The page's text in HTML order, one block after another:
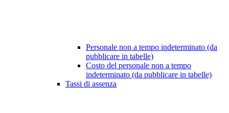
Personale non a tempo indeterminato (da
pubblicare in tabelle)
Costo del personale non a tempo
indeterminato (da pubblicare in tabelle)
Tassi di assenza